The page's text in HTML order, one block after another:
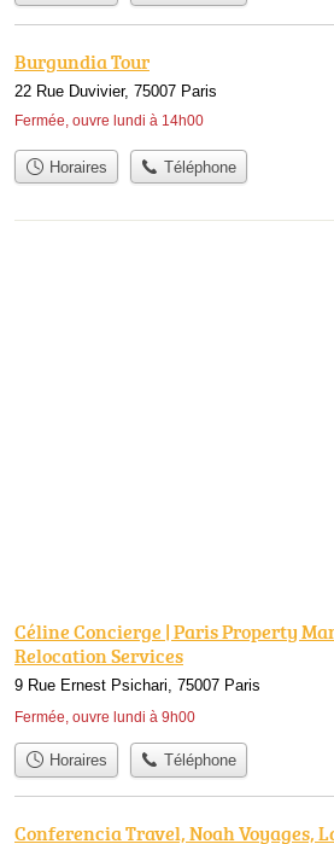
Burgundia Tour
22 Rue Duvivier, 75007 Paris
Fermée, ouvre lundi à 14h00
Horaires Téléphone
Céline Concierge | Paris Property
Relocation Services
9 Rue Ernest Psichari, 75007 Paris
Fermée, ouvre lundi à 9h00
Horaires Téléphone
Conferencia Travel, Noah Voyages,